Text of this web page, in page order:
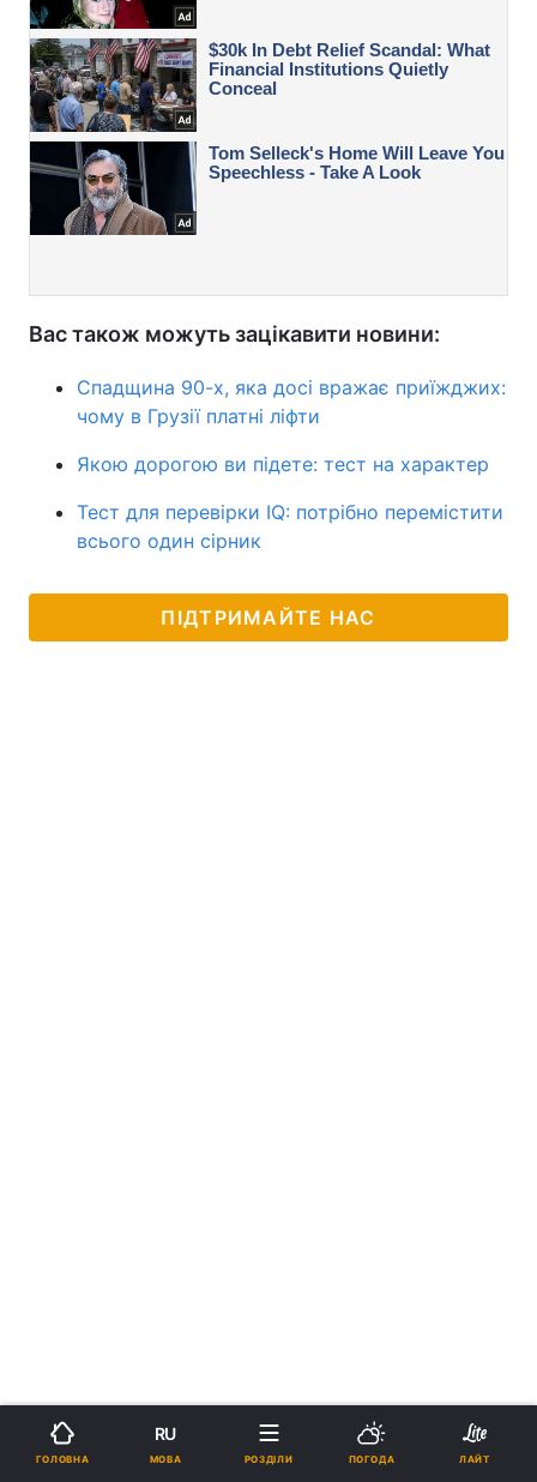
Вас також можуть зацікавити новини:
Спадщина 90-х, яка досі вражає приїжджих:
чому в Грузії платні ліфти
Якою дорогою ви підете: тест на характер
Тест для перевірки IQ: потрібно перемістити
всього один сірник
ПІДТРИМАЙТЕ НАС
ГОЛОВНА
RU
МОВА РОЗДІЛИ ПОГОДА ЛАЙТ